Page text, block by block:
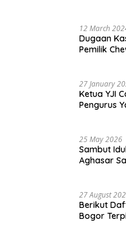
12 March
Dugaan
Pemilik
27 January
Ketua YJI
Pengurus
25 May 2026
Sambut
Aghasar
27 August
Berikut
Bogor